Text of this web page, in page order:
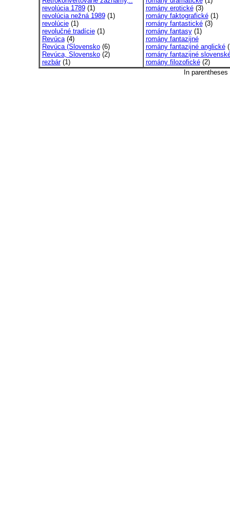
revolúcia 1789(1)
revolúcia nežná 1989(1)
revolúcie(1)
revolučné tradície(1)
Revúca(4)
Revúca (Slovensko(6)
Revúca, Slovensko(2)
rezbár(1)
romány erotické(3)
romány faktografické(1)
romány fantastické(3)
romány fantasy(1)
romány fantazijné
romány fantazijné anglické
romány fantazijné
romány filozofické(2)
In